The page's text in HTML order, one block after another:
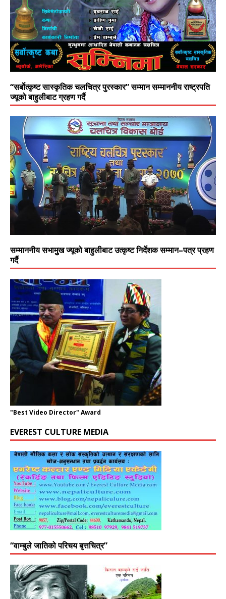
“सर्बोत्कृष्ट सास्कृतिक चलचित्र पुरस्कार” सम्मान सम्माननीय राष्ट्रपति
ज्यूको बाहुलीबाट ग्रहण गर्दै
सम्माननीय सभामुुख ज्यूको बाहुलीबाट उत्कृष्ट निर्देशक सम्मान–पत्र प्रहण
गर्दै
"Best Video Director" Award
EVEREST CULTURE MEDIA
“वाम्बुले जातिको परिचय बृत्तचित्र”